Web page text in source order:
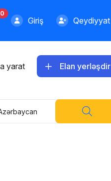
0
Giriş Qeydiyyat
yarat Elan yerləşdir
740.00 AZN
Apple iPhone 14 128 GB
Samira Hasanova
850.00 AZN
Apple iPhone 14 128 GB
Emil Hüseynov